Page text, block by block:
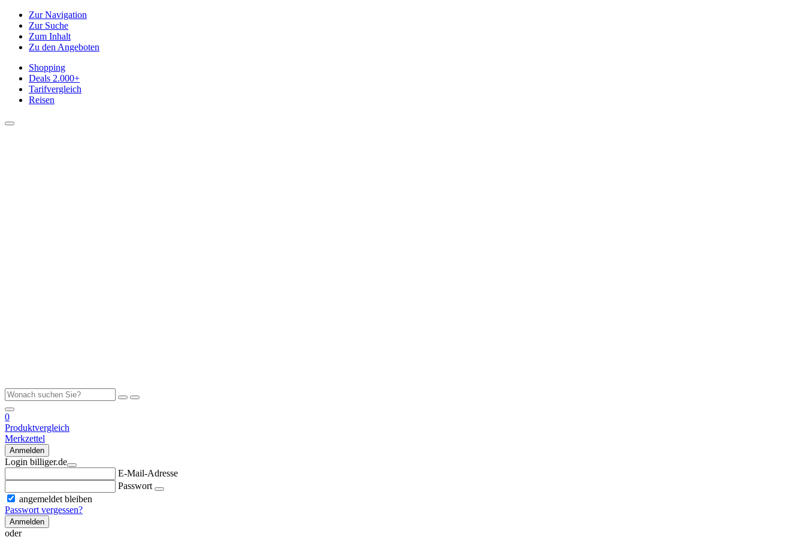
Zur Navigation
Zur Suche
Zum Inhalt
Zu den Angeboten
Shopping
Deals 2.000+
Tarifvergleich
Reisen
0
Produktvergleich
Merkzettel
Anmelden
Login billiger.de
E-Mail-Adresse
Passwort
angemeldet bleiben
Passwort vergessen?
Anmelden
oder